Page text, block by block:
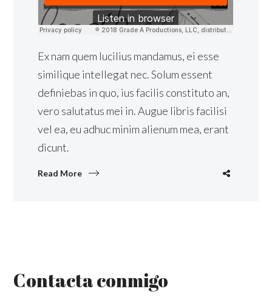
Ex nam quem lucilius mandamus, ei esse
similique intellegat nec. Solum essent
definiebas in quo, ius facilis constituto an,
vero salutatus mei in. Augue libris facilisi
vel ea, eu adhuc minim alienum mea, erant
dicunt.
Read More
Contacta conmigo